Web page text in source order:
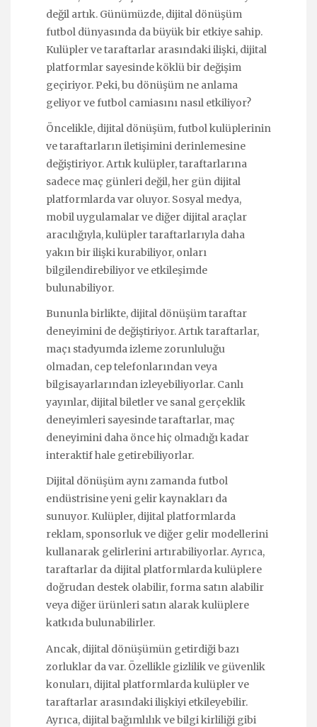
değil artık. Günümüzde, dijital dönüşüm
futbol dünyasında da büyük bir etkiye sahip.
Kulüpler ve taraftarlar arasındaki ilişki, dijital
platformlar sayesinde köklü bir değişim
geçiriyor. Peki, bu dönüşüm ne anlama
geliyor ve futbol camiasını nasıl etkiliyor?
Öncelikle, dijital dönüşüm, futbol kulüplerinin
ve taraftarların iletişimini derinlemesine
değiştiriyor. Artık kulüpler, taraftarlarına
sadece maç günleri değil, her gün dijital
platformlarda var oluyor. Sosyal medya,
mobil uygulamalar ve diğer dijital araçlar
aracılığıyla, kulüpler taraftarlarıyla daha
yakın bir ilişki kurabiliyor, onları
bilgilendirebiliyor ve etkileşimde
bulunabiliyor.
Bununla birlikte, dijital dönüşüm taraftar
deneyimini de değiştiriyor. Artık taraftarlar,
maçı stadyumda izleme zorunluluğu
olmadan, cep telefonlarından veya
bilgisayarlarından izleyebiliyorlar. Canlı
yayınlar, dijital biletler ve sanal gerçeklik
deneyimleri sayesinde taraftarlar, maç
deneyimini daha önce hiç olmadığı kadar
interaktif hale getirebiliyorlar.
Dijital dönüşüm aynı zamanda futbol
endüstrisine yeni gelir kaynakları da
sunuyor. Kulüpler, dijital platformlarda
reklam, sponsorluk ve diğer gelir modellerini
kullanarak gelirlerini artırabiliyorlar. Ayrıca,
taraftarlar da dijital platformlarda kulüplere
doğrudan destek olabilir, forma satın alabilir
veya diğer ürünleri satın alarak kulüplere
katkıda bulunabilirler.
Ancak, dijital dönüşümün getirdiği bazı
zorluklar da var. Özellikle gizlilik ve güvenlik
konuları, dijital platformlarda kulüpler ve
taraftarlar arasındaki ilişkiyi etkileyebilir.
Ayrıca, dijital bağımlılık ve bilgi kirliliği gibi